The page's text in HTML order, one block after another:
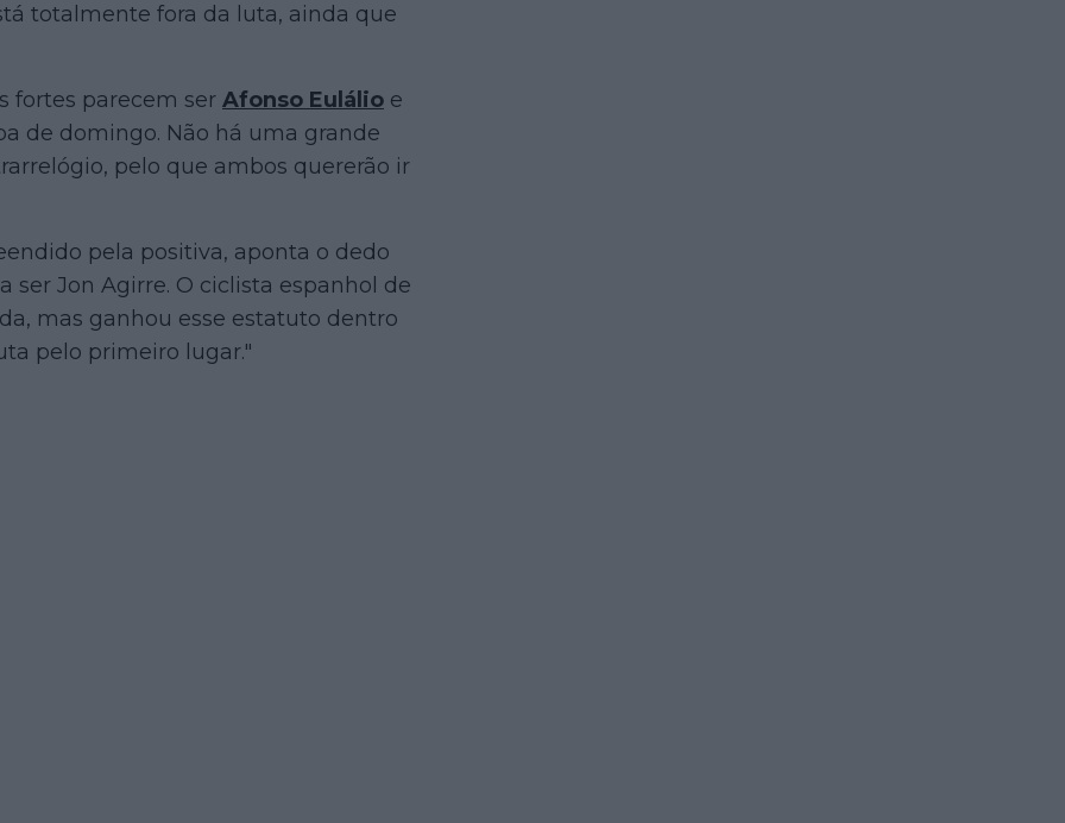
totalmente fora da luta, ainda que
fortes parecem ser Afonso Eulálio e
de domingo. Não há uma grande
pelo que ambos quererão ir
pela positiva, aponta o dedo
ser Jon Agirre. O ciclista espanhol de
mas ganhou esse estatuto dentro
pelo primeiro lugar."